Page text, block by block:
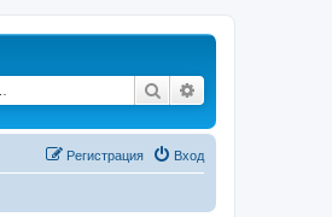
Поиск
Вход
Регистрация